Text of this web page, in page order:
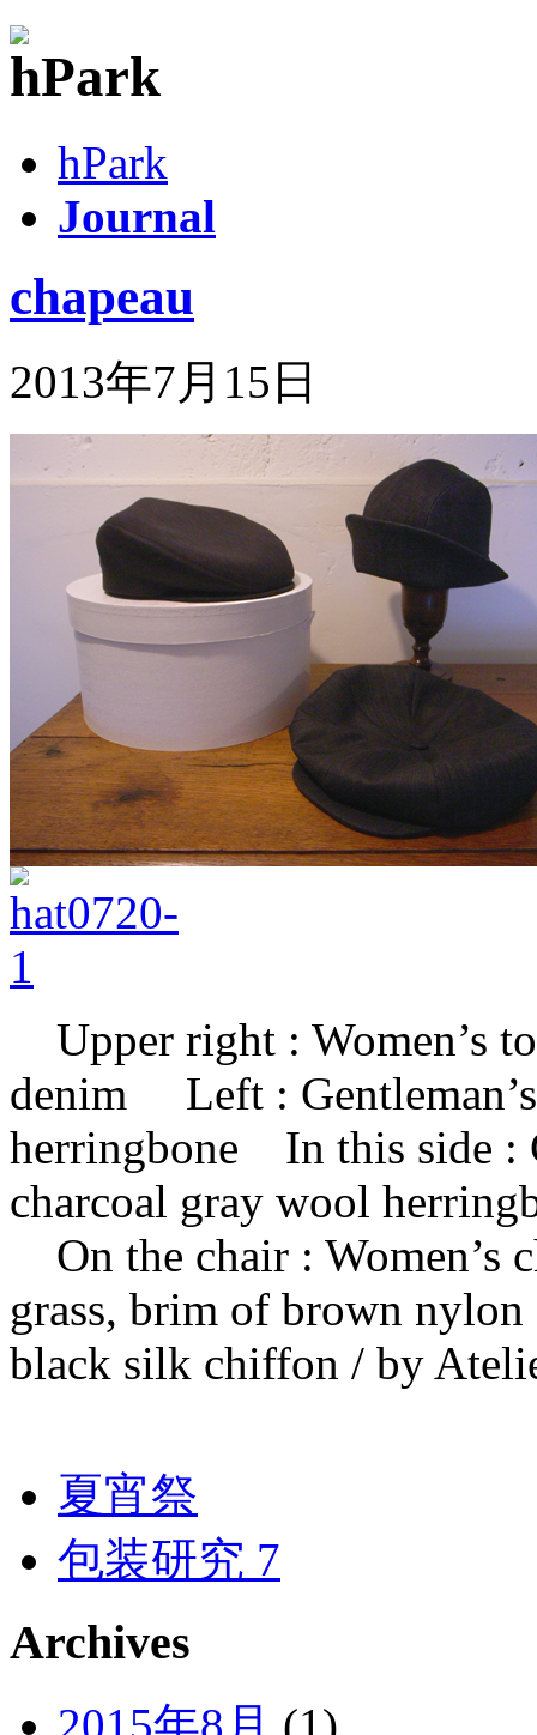
hPark
Journal
chapeau
2013年7月15日
Upper right : Women’s
denim Left :
herringbone In this side :
charcoal gray wool
On the chair : Women’s
grass, brim of brown
black silk chiffon / by
夏宵祭
包装研究 7
Archives